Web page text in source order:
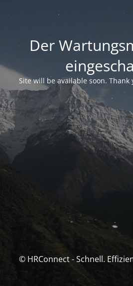
Der
Site will be available soon.
© HRConnect - Schnell.